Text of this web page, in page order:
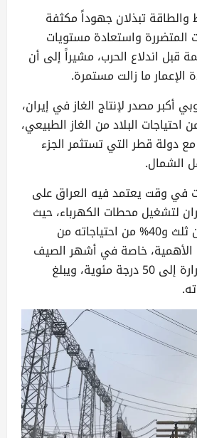
والطاقة تبذلان جهوداً مكثفة
المتضررة واستعادة مستويات
قبل اندلاع الحرب، مشيراً إلى أن
الإعمار ما زالت مستمرة.
أكبر مصدر لإنتاج الغاز في إيران،
احتياجات البلاد من الغاز الطبيعي،
دولة قطر التي تستثمر الجزء
الشمال.
في وقت يعتمد فيه العراق على
لتشغيل محطات الكهرباء، حيث
يستورد بما يتراوح بين ثلث و40% من احتياجاته من
الأهمية، خاصة في أشهر الصيف
عندما تصل درجات الحرارة إلى 50 درجة مئوية، ويبلغ